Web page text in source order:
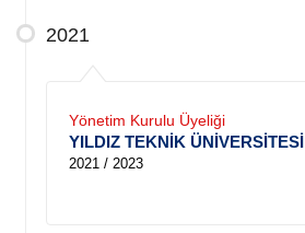
2021
Yönetim Kurulu Üyeliği
YILDIZ TEKNİK ÜNİVERSİTESİ
2021 / 2023